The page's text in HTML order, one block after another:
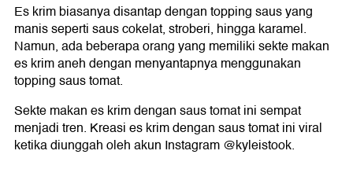
Es krim biasanya disantap dengan topping saus yang
manis seperti saus cokelat, stroberi, hingga karamel.
Namun, ada beberapa orang yang memiliki sekte makan
es krim aneh dengan menyantapnya menggunakan
topping saus tomat.
Sekte makan es krim dengan saus tomat ini sempat
menjadi tren. Kreasi es krim dengan saus tomat ini viral
ketika diunggah oleh akun Instagram @kyleistook.